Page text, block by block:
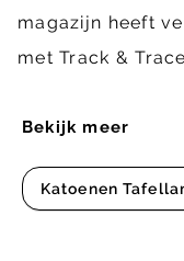
Bekijk meer
Katoenen
magazijn heeft
met Track &